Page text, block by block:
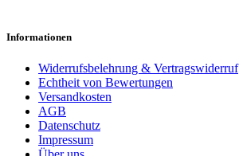
Informationen
Widerrufsbelehrung & Vertragswiderruf
Echtheit von Bewertungen
Versandkosten
AGB
Datenschutz
Impressum